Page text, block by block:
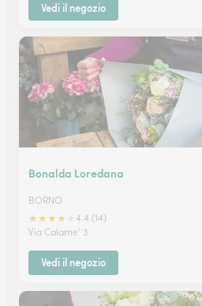
Vedi il negozio
Bonalda Loredana
BORNO
★★★★
4.4 (14)
Via Calame' 3
Vedi il negozio